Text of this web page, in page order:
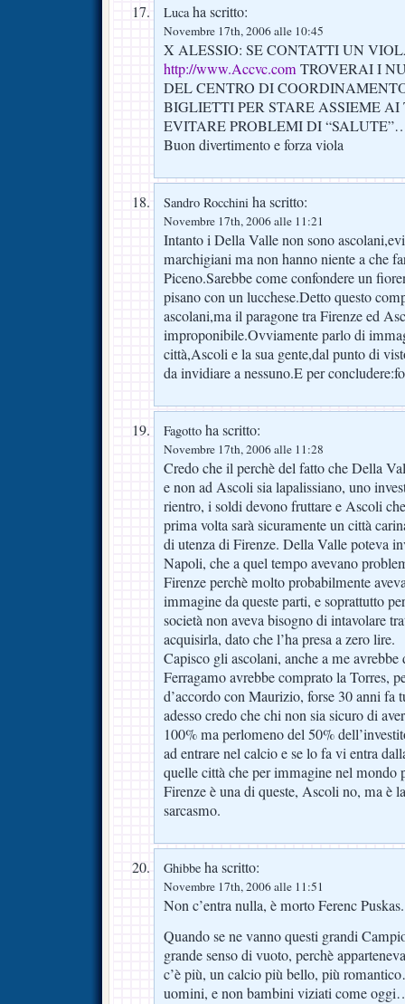
Lucaha scritto:
Novembre 17th, 2006 alle 10:45
X ALESSIO: SE CONTATTI UN
http://www.Accvc.comTROVERAI I
DEL CENTRO DI
BIGLIETTI PER STARE ASSIEME
EVITARE PROBLEMI DI
Buon divertimento e forza viola
Sandro Rocchini ha scritto:
Novembre 17th, 2006 alle 11:21
Intanto i Della Valle non sono
marchigiani ma non hanno niente a che
Piceno.Sarebbe come confondere un
pisano con un lucchese.Detto questo
ascolani,ma il paragone tra Firenze ed
improponibile.Ovviamente parlo di
città,Ascoli e la sua gente,dal punto di
da invidiare a nessuno.E per
Fagotto ha scritto:
Novembre 17th, 2006 alle 11:28
Credo che il perchè del fatto che Della
e non ad Ascoli sia lapalissiano, uno
rientro, i soldi devono fruttare e Ascoli
prima volta sarà sicuramente un città
di utenza di Firenze. Della Valle poteva
Napoli, che a quel tempo avevano
Firenze perchè molto probabilmente
immagine da queste parti, e soprattutto
società non aveva bisogno di intavolare
acquisirla, dato che l’ha presa a zero lire.
Capisco gli ascolani, anche a me avrebbe
Ferragamo avrebbe comprato la Torres,
d’accordo con Maurizio, forse 30 anni fa
adesso credo che chi non sia sicuro di
100% ma perlomeno del 50%
ad entrare nel calcio e se lo fa vi entra
quelle città che per immagine nel mondo
Firenze è una di queste, Ascoli no, ma è
sarcasmo.
Ghibbe ha scritto:
Novembre 17th, 2006 alle 11:51
Non c’entra nulla, è morto Ferenc Puskas.
Quando se ne vanno questi grandi
grande senso di vuoto, perchè
c’è più, un calcio più bello, più
uomini, e non bambini viziati come